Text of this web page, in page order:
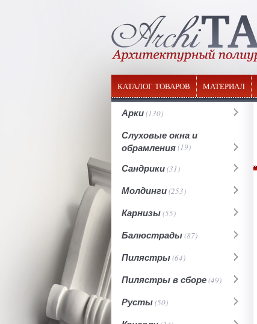
КАТАЛОГ ТОВАРОВ МАТЕРИАЛ
Арки(130)
Слуховые окна и
обрамления(19)
Сандрики(31)
Молдинги(253)
Карнизы(55)
Балюстрады(87)
Пилястры(64)
Пилястры в сборе(49)
Русты(50)